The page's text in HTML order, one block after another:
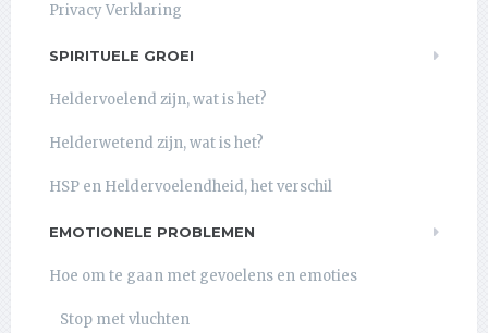
Privacy Verklaring
SPIRITUELE GROEI
Heldervoelend zijn, wat is het?
Helderwetend zijn, wat is het?
HSP en Heldervoelendheid, het verschil
EMOTIONELE PROBLEMEN
Hoe om te gaan met gevoelens en emoties
Stop met vluchten